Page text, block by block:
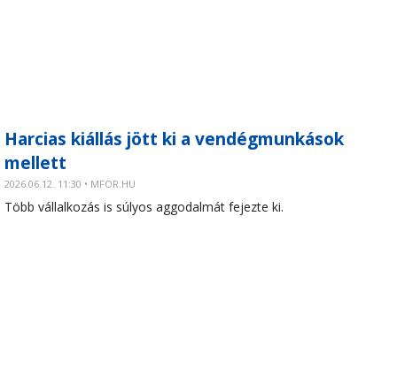
Harcias kiállás jött ki a vendégmunkások
mellett
2026.06.12. 11:30 • MFOR.HU
Több vállalkozás is súlyos aggodalmát fejezte ki.